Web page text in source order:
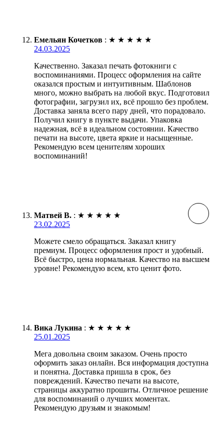
Емельян Кочетков : ★ ★ ★ ★ ★
24.03.2025
Качественно. Заказал печать фотокниги с
воспоминаниями. Процесс оформления на сайте
оказался простым и интуитивным. Шаблонов
много, можно выбрать на любой вкус. Подготовил
фотографии, загрузил их, всё прошло без проблем.
Доставка заняла всего пару дней, что порадовало.
Получил книгу в пункте выдачи. Упаковка
надежная, всё в идеальном состоянии. Качество
печати на высоте, цвета яркие и насыщенные.
Рекомендую всем ценителям хороших
воспоминаний!
Матвей В. : ★ ★ ★ ★ ★
23.02.2025
Можете смело обращаться. Заказал книгу
премиум. Процесс оформления прост и удобный.
Всё быстро, цена нормальная. Качество на высшем
уровне! Рекомендую всем, кто ценит фото.
Вика Лукина : ★ ★ ★ ★ ★
25.01.2025
Мега довольна своим заказом. Очень просто
оформить заказ онлайн. Вся информация доступна
и понятна. Доставка пришла в срок, без
повреждений. Качество печати на высоте,
страницы аккуратно прошиты. Отличное решение
для воспоминаний о лучших моментах.
Рекомендую друзьям и знакомым!